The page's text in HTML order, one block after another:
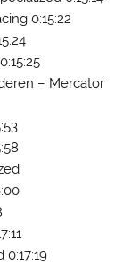
0:15:22
– Mercator